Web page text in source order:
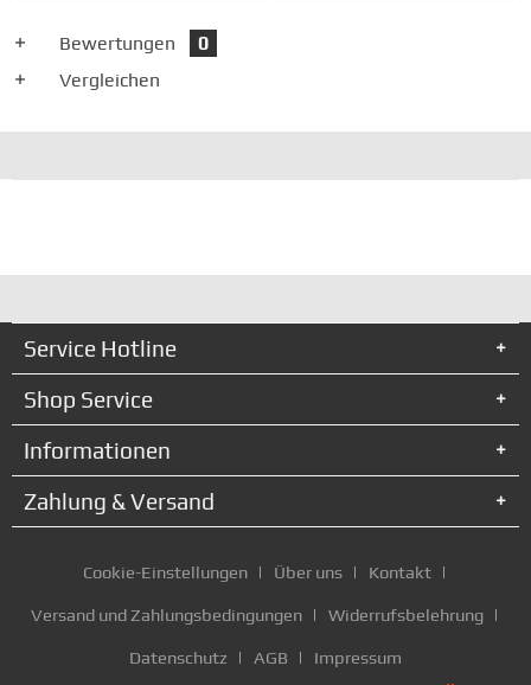
Bewertungen
0
Vergleichen
Service Hotline
Shop Service
Informationen
Zahlung & Versand
Cookie-Einstellungen Über uns Kontakt
Versand und Zahlungsbedingungen Widerrufsbelehrung
Datenschutz AGB
Impressum